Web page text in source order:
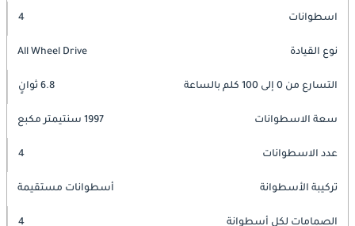
اسطوانات 4
نوع القيادة All Wheel Drive
التسارع من 0 إلى 100 كلم بالساعة 6.8 ثوانٍ
سعة الاسطوانات 1997 سنتيمتر مكبع
عدد الاسطوانات 4
تركيبة الأسطوانة أسطوانات مستقيمة
الصمامات لكل أسطوانة 4